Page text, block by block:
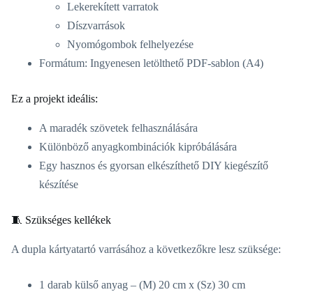
Lekerekített varratok
Díszvarrások
Nyomógombok felhelyezése
Formátum: Ingyenesen letölthető PDF-sablon (A4)
Ez a projekt ideális:
A maradék szövetek felhasználására
Különböző anyagkombinációk kipróbálására
Egy hasznos és gyorsan elkészíthető DIY kiegészítő
készítése
🧵 Szükséges kellékek
A dupla kártyatartó varrásához a következőkre lesz szüksége:
1 darab külső anyag – (M) 20 cm x (Sz) 30 cm